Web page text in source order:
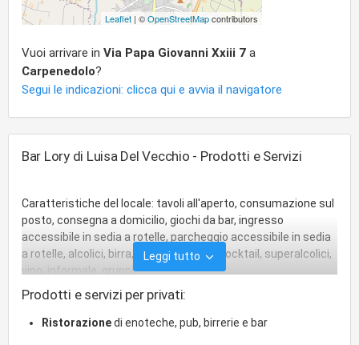
Leaflet | ©OpenStreetMapcontributors
Vuoi arrivare in Via Papa Giovanni Xxiii 7 a
Carpenedolo?
Segui le indicazioni: clicca qui e avvia il navigatore
Bar Lory di Luisa Del Vecchio - Prodotti e Servizi
Caratteristiche del locale: tavoli all'aperto, consumazione sul
posto, consegna a domicilio, giochi da bar, ingresso
accessibile in sedia a rotelle, parcheggio accessibile in sedia
a rotelle, alcolici, birra, cibo, cibo al bar, cocktail, superalcolici,
vino, informale, gruppi.
Leggi tutto
Prodotti e servizi per privati:
Ristorazionedi enoteche, pub, birrerie e bar